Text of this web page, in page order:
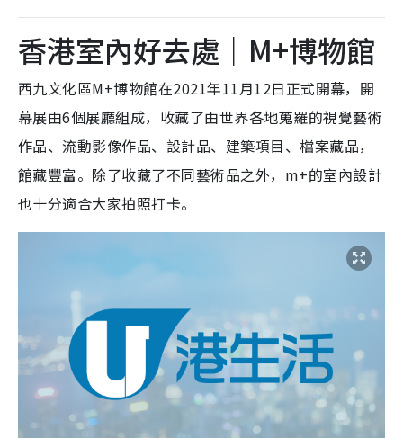
香港室內好去處｜M+博物館
西九文化區M+博物館在2021年11月12日正式開幕，開
幕展由6個展廳組成，收藏了由世界各地蒐羅的視覺藝術
作品、流動影像作品、設計品、建築項目、檔案藏品，
館藏豐富。除了收藏了不同藝術品之外，m+的室內設計
也十分適合大家拍照打卡。